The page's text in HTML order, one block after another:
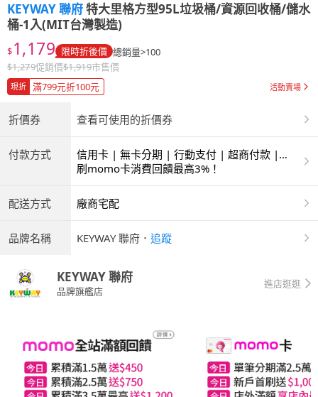
KEYWAY 聯府特大里格方型95L垃圾桶/資源回收桶/儲水
桶-1入(MIT台灣製造)
$1,179 限時折後價 總銷量>100
$1,279促銷價$1,919市售價
現折 滿799元折100元 活動賣場
折價券 查看可使用的折價券
付款方式
信用卡 | 無卡分期 | 行動支付 | 超商付款 |
ATM | 銀聯卡
刷momo卡消費回饋最高3%！
配送方式 廠商宅配
品牌名稱 KEYWAY 聯府 ． 追蹤
KEYWAY 聯府
品牌旗艦店
進店逛逛